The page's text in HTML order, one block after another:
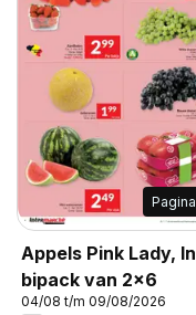
Pagina
Appels Pink Lady, In
bipack van 2x6
04/08 t/m 09/08/2026